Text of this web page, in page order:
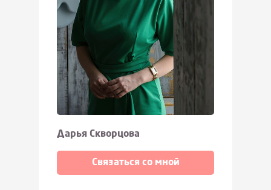
Дарья Скворцова
Связаться со мной